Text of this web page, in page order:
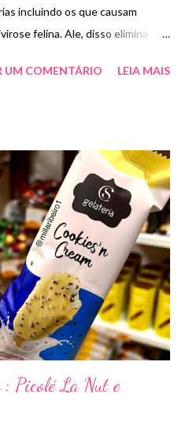
incluindo os que causam
felina. Ale, disso elimina
excesso e deixe secar.
UM COMENTÁRIO LEIA MAIS
: Picolé La Nut e